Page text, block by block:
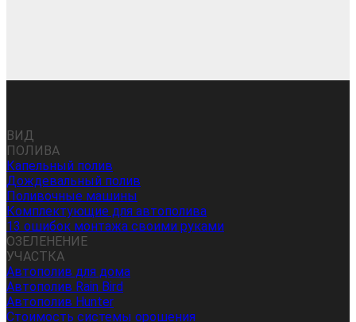
ВИД
ПОЛИВА
Капельный полив
Дождевальный полив
Поливочные машины
Комплектующие для автополива
13 ошибок монтажа своими руками
ОЗЕЛЕНЕНИЕ
УЧАСТКА
Автополив для дома
Автополив Rain Bird
Автополив Hunter
Стоимость системы орошения